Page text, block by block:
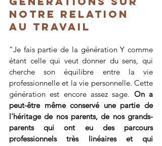
notre relation
au travail
"Je fais partie de la génération Y comme
étant celle qui veut donner du sens, qui
cherche son équilibre entre la vie
professionnelle et la vie personnelle. Cette
génération est encore assez sage. On a
peut-être même conservé une partie de
l'héritage de nos parents, de nos grands-
parents qui ont eu des parcours
professionnels très linéaires et qui